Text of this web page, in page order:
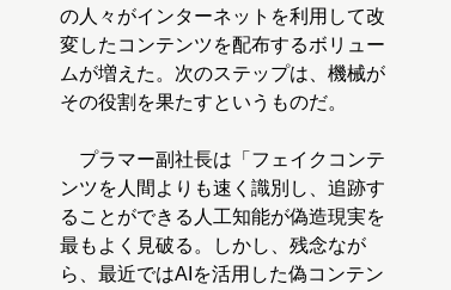
の人々がインターネットを利用して改
変したコンテンツを配布するボリュー
ムが増えた。次のステップは、機械が
その役割を果たすというものだ。
プラマー副社長は「フェイクコンテ
ンツを人間よりも速く識別し、追跡す
ることができる人工知能が偽造現実を
最もよく見破る。しかし、残念なが
ら、最近ではAIを活用した偽コンテン